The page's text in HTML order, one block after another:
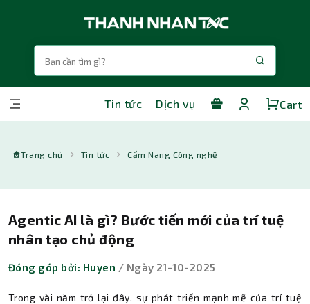
Tin tức Dịch vụ Cart
Trang chủ Tin tức Cẩm Nang Công nghệ
Agentic AI là gì? Bước tiến mới của trí tuệ
nhân tạo chủ động
Đóng góp bởi: Huyen / Ngày 21-10-2025
Trong vài năm trở lại đây, sự phát triển mạnh mẽ của trí tuệ